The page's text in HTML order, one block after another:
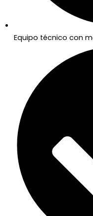
Equipo técnico con